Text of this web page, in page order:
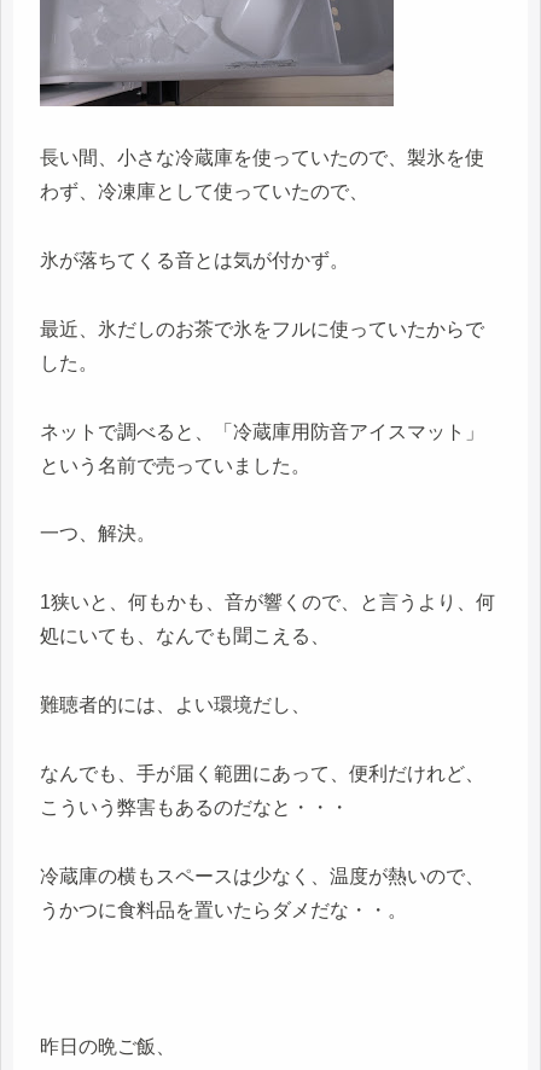
長い間、小さな冷蔵庫を使っていたので、製氷を使
わず、冷凍庫として使っていたので、
氷が落ちてくる音とは気が付かず。
最近、氷だしのお茶で氷をフルに使っていたからで
した。
ネットで調べると、「冷蔵庫用防音アイスマット」
という名前で売っていました。
一つ、解決。
1狭いと、何もかも、音が響くので、と言うより、何
処にいても、なんでも聞こえる、
難聴者的には、よい環境だし、
なんでも、手が届く範囲にあって、便利だけれど、
こういう弊害もあるのだなと・・・
冷蔵庫の横もスペースは少なく、温度が熱いので、
うかつに食料品を置いたらダメだな・・。
昨日の晩ご飯、